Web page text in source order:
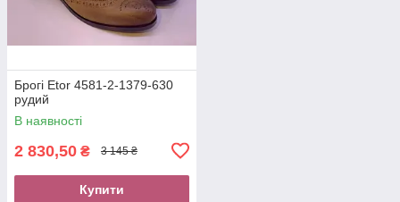
Брогі Etor 4581-2-1379-630
рудий
В наявності
2 830,50 ₴ 3 145 ₴
Купити